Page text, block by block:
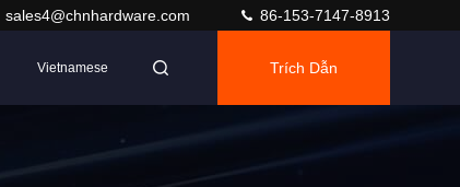
sales4@chnhardware.com 86-153-7147-8913
Vietnamese Trích Dẫn